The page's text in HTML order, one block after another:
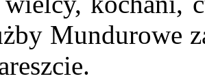
Mundurowe